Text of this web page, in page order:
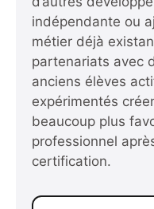
indépendante ou
métier déjà
partenariats avec
anciens élèves
expérimentés
beaucoup plus
professionnel
certification.